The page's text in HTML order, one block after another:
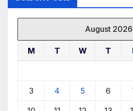
August 2026
M T W T
3 4 5 6